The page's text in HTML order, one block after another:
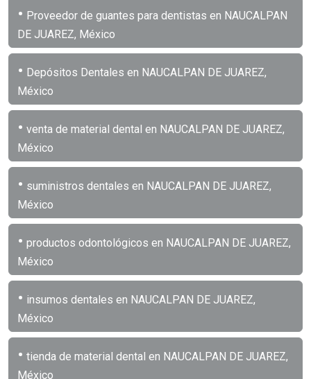
• Proveedor de guantes para dentistas en NAUCALPAN
DE JUAREZ, México
• Depósitos Dentales en NAUCALPAN DE JUAREZ,
México
• venta de material dental en NAUCALPAN DE JUAREZ,
México
• suministros dentales en NAUCALPAN DE JUAREZ,
México
• productos odontológicos en NAUCALPAN DE JUAREZ,
México
• insumos dentales en NAUCALPAN DE JUAREZ,
México
• tienda de material dental en NAUCALPAN DE JUAREZ,
México